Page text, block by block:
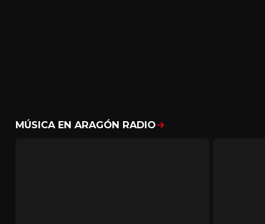
MÚSICA EN ARAGÓN RADIOMostrar todo